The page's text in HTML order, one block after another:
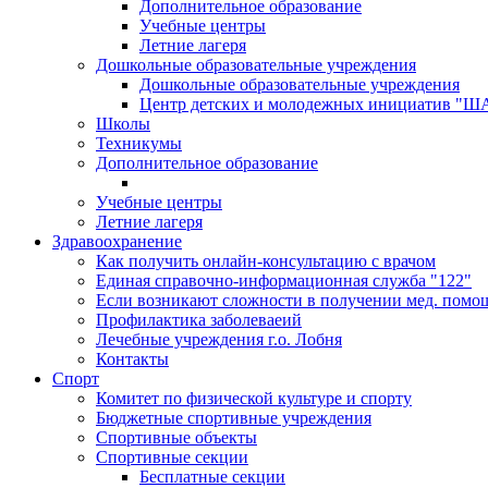
Дополнительное образование
Учебные центры
Летние лагеря
Дошкольные образовательные учреждения
Дошкольные образовательные учреждения
Центр детских и молодежных инициатив
Школы
Техникумы
Дополнительное образование
Учебные центры
Летние лагеря
Здравоохранение
Как получить онлайн-консультацию с врачом
Единая справочно-информационная служба "122"
Если возникают сложности в получении мед.
Профилактика заболеваеий
Лечебные учреждения г.о. Лобня
Контакты
Спорт
Комитет по физической культуре и спорту
Бюджетные спортивные учреждения
Спортивные объекты
Спортивные секции
Бесплатные секции